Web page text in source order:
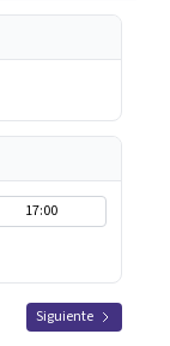
17:00
Siguiente